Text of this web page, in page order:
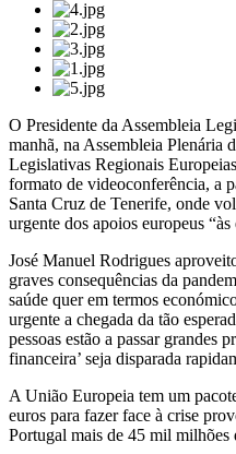
O Presidente da Assembleia
manhã, na Assembleia Plenária
Legislativas Regionais
formato de videoconferência, a
Santa Cruz de Tenerife, onde
urgente dos apoios europeus “às
José Manuel Rodrigues
graves consequências da
saúde quer em termos
urgente a chegada da tão
pessoas estão a passar grandes
financeira’ seja disparada
A União Europeia tem um
euros para fazer face à crise
Portugal mais de 45 mil milhões